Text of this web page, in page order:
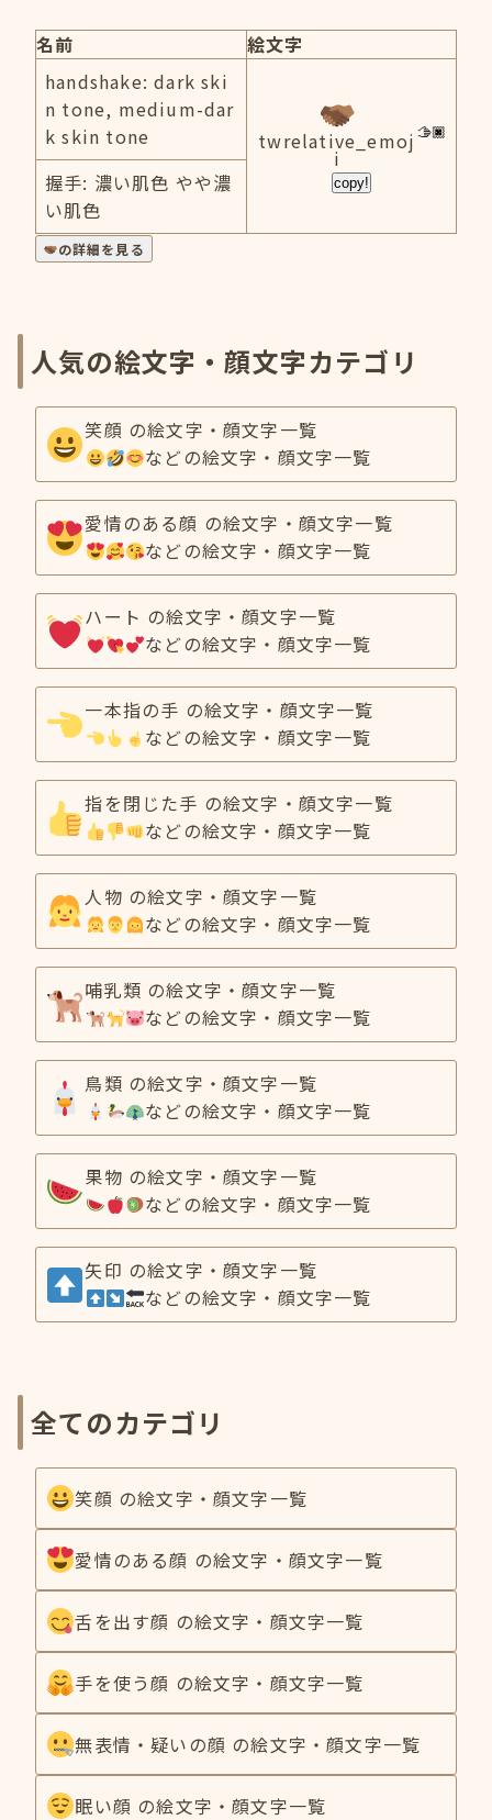
名前
絵文字
handshake: dark ski
n tone, medium-dar
k skin tone
twrelative_emoj
i
copy!
握手: 濃い肌色 やや濃
い肌色
の詳細を見る
人気の絵文字・顔文字カテゴリ
笑顔 の絵文字・顔文字一覧
などの絵文字・顔文字一覧
愛情のある顔 の絵文字・顔文字一覧
などの絵文字・顔文字一覧
ハート の絵文字・顔文字一覧
などの絵文字・顔文字一覧
一本指の手 の絵文字・顔文字一覧
などの絵文字・顔文字一覧
指を閉じた手 の絵文字・顔文字一覧
などの絵文字・顔文字一覧
人物 の絵文字・顔文字一覧
などの絵文字・顔文字一覧
哺乳類 の絵文字・顔文字一覧
などの絵文字・顔文字一覧
鳥類 の絵文字・顔文字一覧
などの絵文字・顔文字一覧
果物 の絵文字・顔文字一覧
などの絵文字・顔文字一覧
矢印 の絵文字・顔文字一覧
などの絵文字・顔文字一覧
全てのカテゴリ
笑顔 の絵文字・顔文字一覧
愛情のある顔 の絵文字・顔文字一覧
舌を出す顔 の絵文字・顔文字一覧
手を使う顔 の絵文字・顔文字一覧
無表情・疑いの顔 の絵文字・顔文字一覧
眠い顔 の絵文字・顔文字一覧